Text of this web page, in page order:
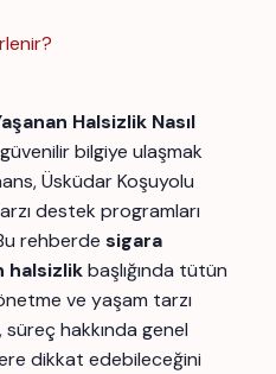
Halsizlik Nasıl
bilgiye ulaşmak
Üsküdar Koşuyolu
destek programları
rehberde sigara
halsizlikbaşlığında tütün
ve yaşam tarzı
hakkında genel
dikkat edebileceğini